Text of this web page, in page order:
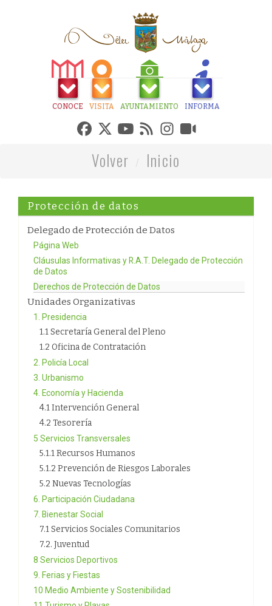
CONOCE VISITA AYUNTAMIENTO INFORMA
Volver Inicio
Protección de datos
Delegado de Protección de Datos
Página Web
Cláusulas Informativas y R.A.T. Delegado de Protección
de Datos
Derechos de Protección de Datos
Unidades Organizativas
1. Presidencia
1.1 Secretaría General del Pleno
1.2 Oficina de Contratación
2. Policía Local
3. Urbanismo
4. Economía y Hacienda
4.1 Intervención General
4.2 Tesorería
5 Servicios Transversales
5.1.1 Recursos Humanos
5.1.2 Prevención de Riesgos Laborales
5.2 Nuevas Tecnologías
6. Participación Ciudadana
7. Bienestar Social
7.1 Servicios Sociales Comunitarios
7.2. Juventud
8 Servicios Deportivos
9. Ferias y Fiestas
10 Medio Ambiente y Sostenibilidad